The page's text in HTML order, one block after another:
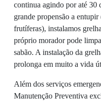
continua agindo por até 30
grande propensão a
frutíferas), instalamos
próprio morador pode
sabão. A instalação da
prolonga em muito a vida
Além dos serviços
Manutenção Preventiva